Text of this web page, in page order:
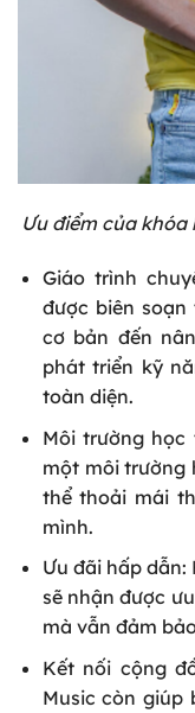
Ưu điểm của khóa
Giáo trình
được biên
cơ bản đến
phát triển kỹ
toàn diện.
Môi trường học
một môi trường
thể thoải mái
mình.
Ưu đãi hấp dẫn:
sẽ nhận được
mà vẫn đảm
Kết nối cộng
Music còn giúp